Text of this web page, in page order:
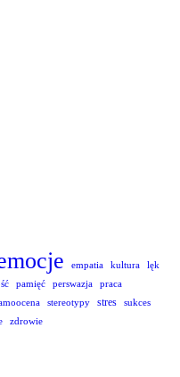
empatia kultura
lęk
pamięć perswazja
praca
stereotypy stres sukces
zdrowie